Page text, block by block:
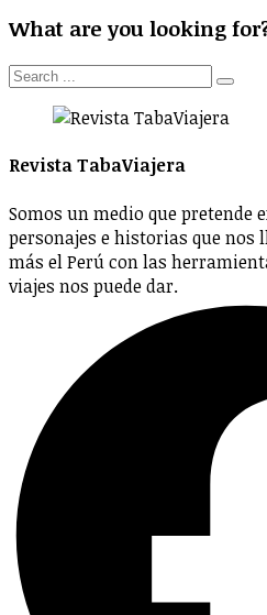
What are you looking
Revista TabaViajera
Somos un medio que pretende
personajes e historias que nos
más el Perú con las
viajes nos puede dar.